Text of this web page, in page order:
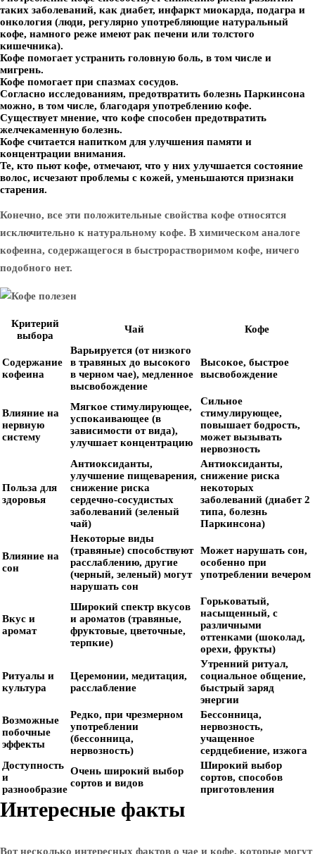
таких заболеваний, как диабет, инфаркт миокарда, подагра и
онкология (люди, регулярно употребляющие натуральный
кофе, намного реже имеют рак печени или толстого
кишечника).
Кофе помогает устранить головную боль, в том числе и
мигрень.
Кофе помогает при спазмах сосудов.
Согласно исследованиям, предотвратить болезнь Паркинсона
можно, в том числе, благодаря употреблению кофе.
Существует мнение, что кофе способен предотвратить
желчекаменную болезнь.
Кофе считается напитком для улучшения памяти и
концентрации внимания.
Те, кто пьют кофе, отмечают, что у них улучшается состояние
волос, исчезают проблемы с кожей, уменьшаются признаки
старения.
Конечно, все эти положительные свойства кофе относятся
исключительно к натуральному кофе. В химическом аналоге
кофеина, содержащегося в быстрорастворимом кофе, ничего
подобного нет.
Критерий
выбора
Чай Кофе
Содержание
кофеина
Варьируется (от низкого
в травяных до высокого
в черном чае), медленное
высвобождение
Высокое, быстрое
высвобождение
Влияние на
нервную
систему
Мягкое стимулирующее,
успокаивающее (в
зависимости от вида),
улучшает концентрацию
Сильное
стимулирующее,
повышает бодрость,
может вызывать
нервозность
Польза для
здоровья
Антиоксиданты,
улучшение пищеварения,
снижение риска
сердечно-сосудистых
заболеваний (зеленый
чай)
Антиоксиданты,
снижение риска
некоторых
заболеваний (диабет 2
типа, болезнь
Паркинсона)
Влияние на
сон
Некоторые виды
(травяные) способствуют
расслаблению, другие
(черный, зеленый) могут
нарушать сон
Может нарушать сон,
особенно при
употреблении вечером
Вкус и
аромат
Широкий спектр вкусов
и ароматов (травяные,
фруктовые, цветочные,
терпкие)
Горьковатый,
насыщенный, с
различными
оттенками (шоколад,
орехи, фрукты)
Ритуалы и
культура
Церемонии, медитация,
расслабление
Утренний ритуал,
социальное общение,
быстрый заряд
энергии
Возможные
побочные
эффекты
Редко, при чрезмерном
употреблении
(бессонница,
нервозность)
Бессонница,
нервозность,
учащенное
сердцебиение, изжога
Доступность
и
разнообразие
Очень широкий выбор
сортов и видов
Широкий выбор
сортов, способов
приготовления
Интересные факты
Вот несколько интересных фактов о чае и кофе, которые могут